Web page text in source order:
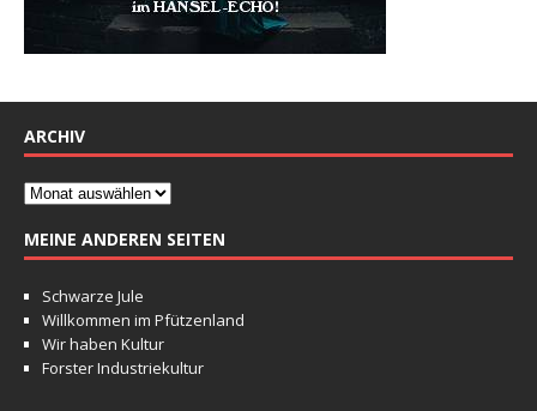
ARCHIV
MEINE ANDEREN SEITEN
Schwarze Jule
Willkommen im Pfützenland
Wir haben Kultur
Forster Industriekultur